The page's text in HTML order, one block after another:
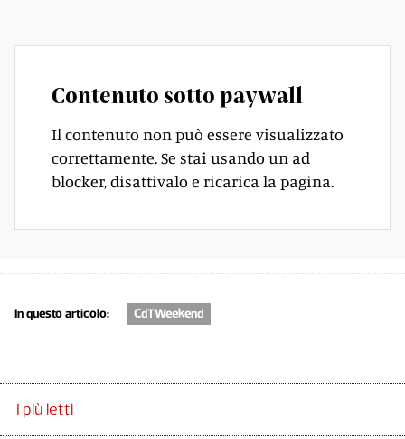
Contenuto sotto paywall
Il contenuto non può essere visualizzato
correttamente. Se stai usando un ad
blocker, disattivalo e ricarica la pagina.
In questo articolo: CdTWeekend
I più letti